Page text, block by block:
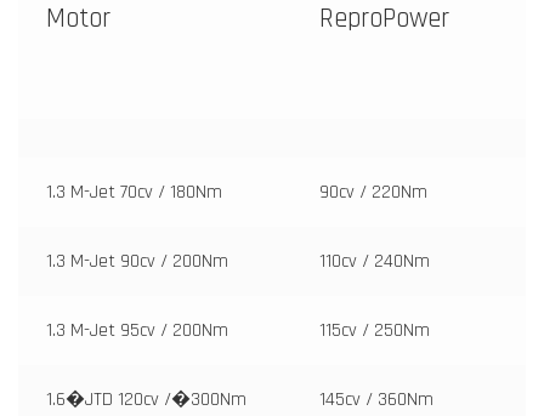
Motor ReproPower
1.3 M-Jet 70cv / 180Nm 90cv / 220Nm
1.3 M-Jet 90cv / 200Nm 110cv / 240Nm
1.3 M-Jet 95cv / 200Nm 115cv / 250Nm
1.6�JTD 120cv /�300Nm 145cv / 360Nm